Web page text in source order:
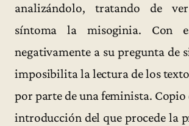
analizándolo, tratando de
síntoma la misoginia. Con
negativamente a su pregunta de
imposibilita la lectura de los
por parte de una feminista. Copio
introducción del que procede la